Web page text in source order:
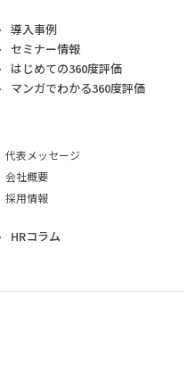
導入事例
セミナー情報
はじめての360度評価
マンガでわかる360度評価
代表メッセージ
会社概要
採用情報
HRコラム